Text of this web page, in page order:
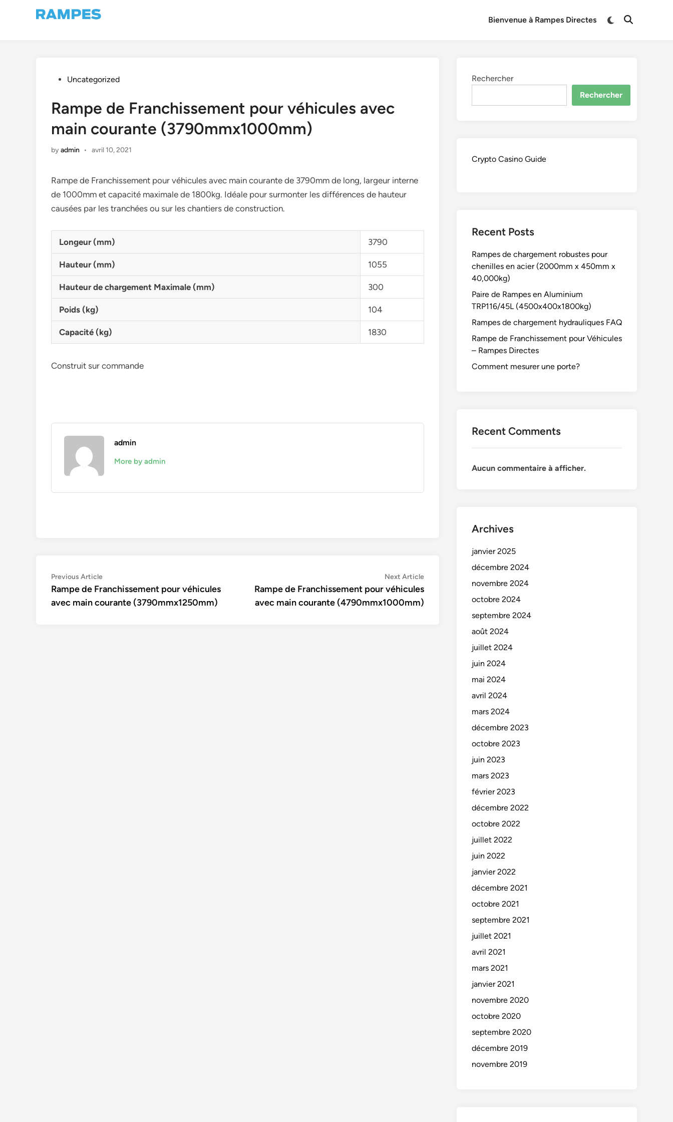
Bienvenue à Rampes Directes
Switch
Open
PostedUncategorized
Rampe de Franchissement pour véhicules avec
main courante (3790mmx1000mm)
byadmin • avril 10, 2021
Rampe de Franchissement pour véhicules avec main courante de 3790mm de long, largeur interne
de 1000mm et capacité maximale de 1800kg. Idéale pour surmonter les différences de hauteur
causées par les tranchées ou sur les chantiers de construction.
Longeur (mm) 3790
Hauteur (mm) 1055
Hauteur de chargement Maximale (mm) 300
Poids (kg) 104
Capacité (kg) 1830
Construit sur commande
admin
More by admin
Navigation
de
l’article
Previous ArticlePrevious
article:
Rampe de Franchissement pour véhicules
avec main courante (3790mmx1250mm)
Next ArticleNext
article:
Rampe de Franchissement pour véhicules
avec main courante (4790mmx1000mm)
Rechercher
Rechercher
Crypto Casino Guide
Recent Posts
Rampes de chargement robustes pour
chenilles en acier (2000mm x 450mm x
40,000kg)
Paire de Rampes en Aluminium
TRP116/45L (4500x400x1800kg)
Rampes de chargement hydrauliques FAQ
Rampe de Franchissement pour Véhicules
– Rampes Directes
Comment mesurer une porte?
Recent Comments
Aucun commentaire à afficher.
Archives
janvier 2025
décembre 2024
novembre 2024
octobre 2024
septembre 2024
août 2024
juillet 2024
juin 2024
mai 2024
avril 2024
mars 2024
décembre 2023
octobre 2023
juin 2023
mars 2023
février 2023
décembre 2022
octobre 2022
juillet 2022
juin 2022
janvier 2022
décembre 2021
octobre 2021
septembre 2021
juillet 2021
avril 2021
mars 2021
janvier 2021
novembre 2020
octobre 2020
septembre 2020
décembre 2019
novembre 2019